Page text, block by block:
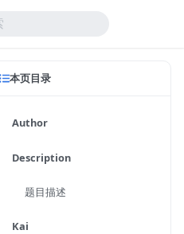
本页目录
Author
Description
题目描述
Kai